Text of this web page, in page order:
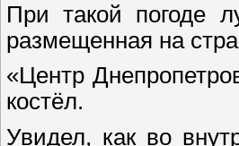
При такой погоде
размещенная на
«Центр
костёл.
Увидел, как во